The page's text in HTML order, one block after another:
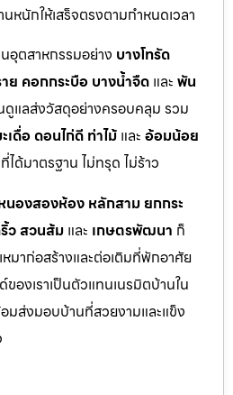
นักให้เสร็จตรงตามกำหนดเวลา
อุตสาหกรรมอย่าง บางโทรัด
ย คอกกระบือ บางน้ำจืด และ พัน
ดูแลส่งวัสดุอย่างครอบคลุม รวม
เดื่อ ดอนไก่ดี ท่าไม้ และ อ้อมน้อย
ด้มาตรฐาน ไม่ทรุด ไม่ร้าว
นองสองห้อง หลักสามยกกระ
วสวนส้ม และ เกษตรพัฒนา ก็
หมาก่อสร้างและต่อเติมที่พักอาศัย
ของเราเป็นตัวแทนเนรมิตบ้านใน
มส่งมอบบ้านที่สวยงามและแข็ง